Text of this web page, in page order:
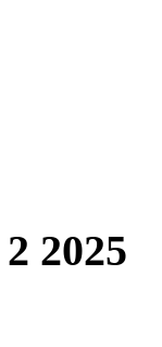
2025